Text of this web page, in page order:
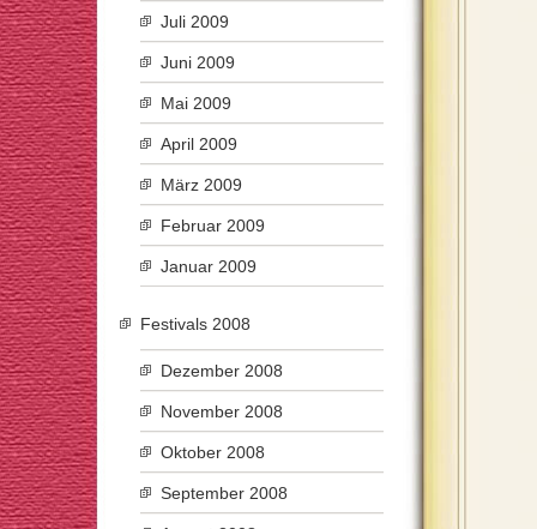
Juli 2009
Juni 2009
Mai 2009
April 2009
März 2009
Februar 2009
Januar 2009
Festivals 2008
Dezember 2008
November 2008
Oktober 2008
September 2008